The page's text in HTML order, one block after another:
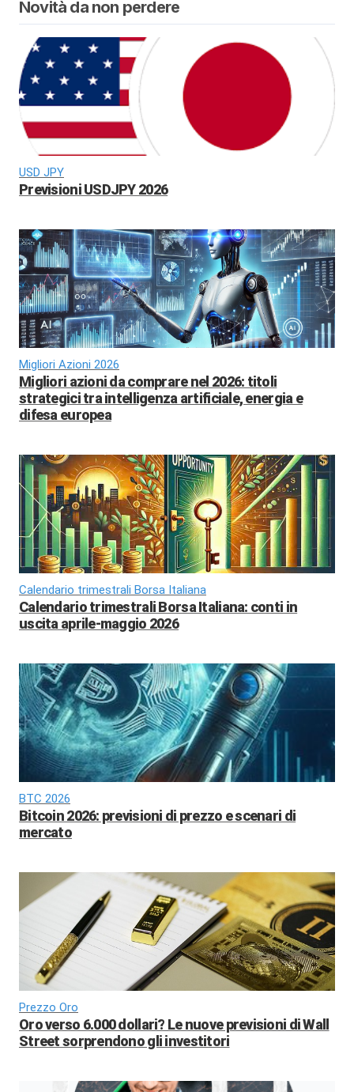
Novità da non perdere
USD JPY
Previsioni USDJPY 2026
Migliori Azioni 2026
Migliori azioni da comprare nel 2026: titoli
strategici tra intelligenza artificiale, energia e
difesa europea
Calendario trimestrali Borsa Italiana
Calendario trimestrali Borsa Italiana: conti in
uscita aprile-maggio 2026
BTC 2026
Bitcoin 2026: previsioni di prezzo e scenari di
mercato
Prezzo Oro
Oro verso 6.000 dollari? Le nuove previsioni di Wall
Street sorprendono gli investitori